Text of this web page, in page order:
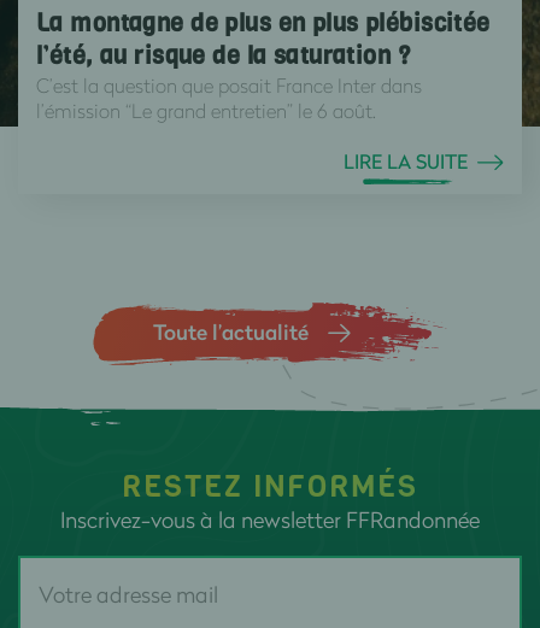
La montagne de plus en plus plébiscitée
l’été, au risque de la saturation ?
C’est la question que posait France Inter dans
l’émission “Le grand entretien” le 6 août.
LIRE LA SUITE
Toute l’actualité
RESTEZ INFORMÉS
Inscrivez-vous à la newsletter FFRandonnée